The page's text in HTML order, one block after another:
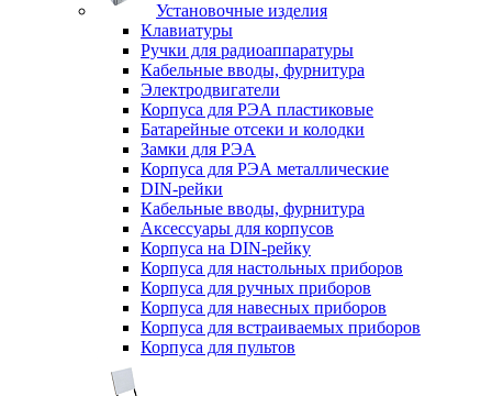
Установочные изделия
Клавиатуры
Ручки для радиоаппаратуры
Кабельные вводы, фурнитура
Электродвигатели
Корпуса для РЭА пластиковые
Батарейные отсеки и колодки
Замки для РЭА
Корпуса для РЭА металлические
DIN-рейки
Кабельные вводы, фурнитура
Аксессуары для корпусов
Корпуса на DIN-рейку
Корпуса для настольных приборов
Корпуса для ручных приборов
Корпуса для навесных приборов
Корпуса для встраиваемых приборов
Корпуса для пультов